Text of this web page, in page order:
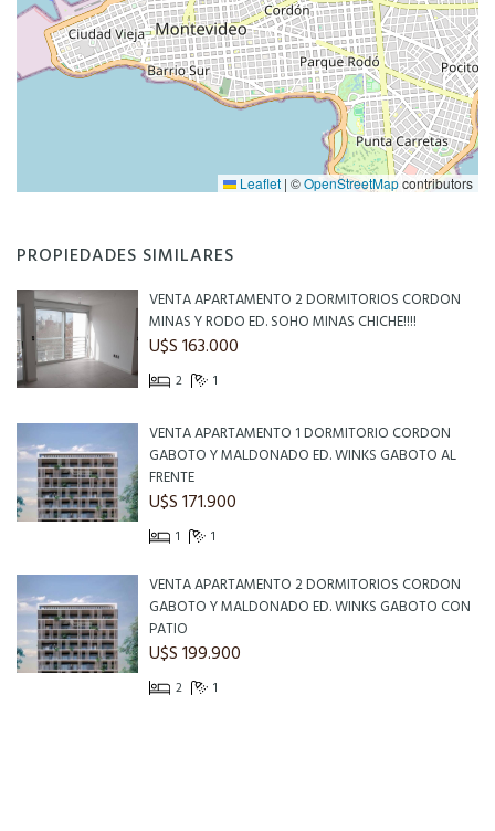
Leaflet | ©OpenStreetMapcontributors
PROPIEDADES SIMILARES
VENTA APARTAMENTO 2 DORMITORIOS CORDON
MINAS Y RODO ED. SOHO MINAS CHICHE!!!!
U$S 163.000
2 1
VENTA APARTAMENTO 1 DORMITORIO CORDON
GABOTO Y MALDONADO ED. WINKS GABOTO AL
FRENTE
U$S 171.900
1 1
VENTA APARTAMENTO 2 DORMITORIOS CORDON
GABOTO Y MALDONADO ED. WINKS GABOTO CON
PATIO
U$S 199.900
2 1